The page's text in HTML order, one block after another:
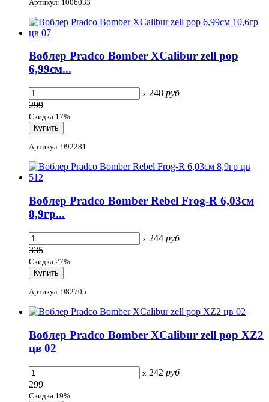
Артикул: 1006033
Воблер Pradco Bomber XCalibur zell pop
6,99см...
x 248 руб
299
Скидка 17%
Артикул: 992281
Воблер Pradco Bomber Rebel Frog-R 6,03см
8,9гр...
x 244 руб
335
Скидка 27%
Артикул: 982705
Воблер Pradco Bomber XCalibur zell pop XZ2
цв 02
x 242 руб
299
Скидка 19%